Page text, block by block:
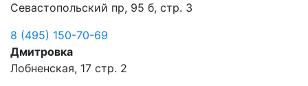
Севастопольский пр, 95 б, стр. 3
8 (495) 150-70-69
Дмитровка
Лобненская, 17 стр. 2